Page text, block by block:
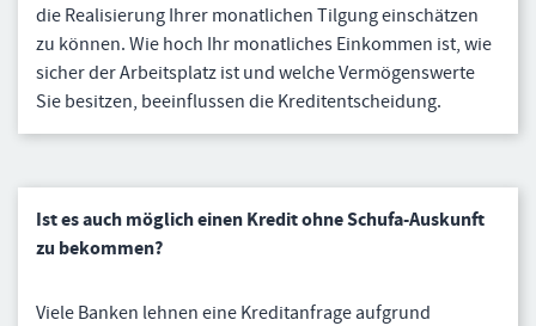
die Realisierung Ihrer monatlichen Tilgung einschätzen
zu können. Wie hoch Ihr monatliches Einkommen ist, wie
sicher der Arbeitsplatz ist und welche Vermögenswerte
Sie besitzen, beeinflussen die Kreditentscheidung.
Ist es auch möglich einen Kredit ohne Schufa-Auskunft
zu bekommen?
Viele Banken lehnen eine Kreditanfrage aufgrund